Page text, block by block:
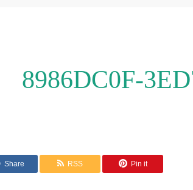
8986DC0F-
Share RSS Pin it